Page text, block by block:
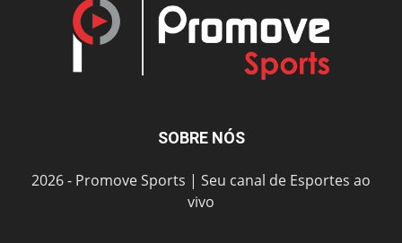
SOBRE NÓS
2026 - Promove Sports | Seu canal de Esportes ao
vivo